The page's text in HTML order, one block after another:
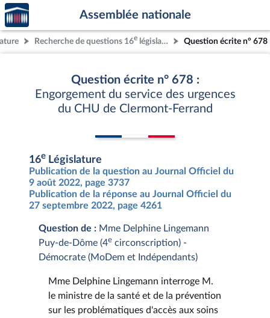
Aller au contenu
Aller en bas de la page
Accèder
à la
page
d'accueil
Assemblée nationale
Recherche de questions 16e législature Question écrite n° 678
Question écrite n° 678 :
Engorgement du service des urgences
du CHU de Clermont-Ferrand
16e Législature
Publication de la question au Journal Officiel du
9 août 2022, page 3737
Publication de la réponse au Journal Officiel du
27 septembre 2022, page 4261
Question de : Mme Delphine Lingemann
Puy-de-Dôme (4e circonscription) -
Démocrate (MoDem et Indépendants)
Mme Delphine Lingemann interroge M.
le ministre de la santé et de la prévention
sur les problématiques d'accès aux soins